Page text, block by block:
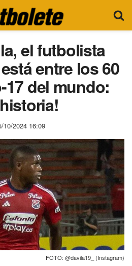
el futbolista
entre los 60
del mundo:
10/2024 16:09
FOTO: @davila19_ (Instagram)